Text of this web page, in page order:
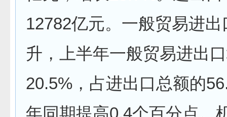
12782亿元。一般贸易进
升，上半年一般贸易进出
20.5%，占进出口总额的
年同期提高0.4个百分点。